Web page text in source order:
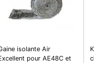
isolante Air
pour AE48C et